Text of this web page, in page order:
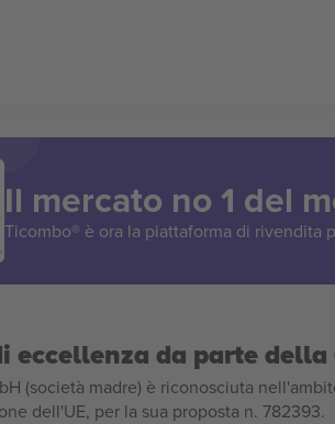
Il mercato no 1 del
Ticombo® è ora la piattaforma di rivendita
eccellenza da parte
(società madre) è riconosciuta
dell'UE, per la sua proposta n. 782393.